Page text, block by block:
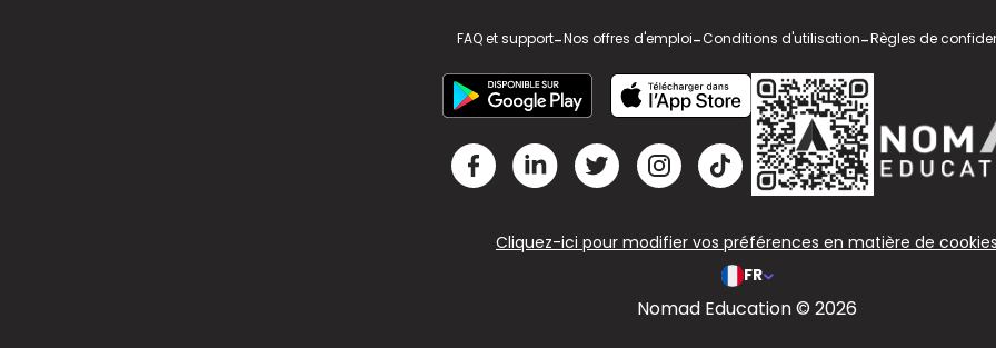
FAQ et support-Nos offres d'emploi-Conditions d'utilisation-Règles de
Cliquez-ici pour modifier vos préférences en matière de cookies
FR
Nomad Education © 2026